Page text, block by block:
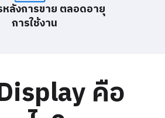
หลังการขาย ตลอดอายุ
การใช้งาน
คือ